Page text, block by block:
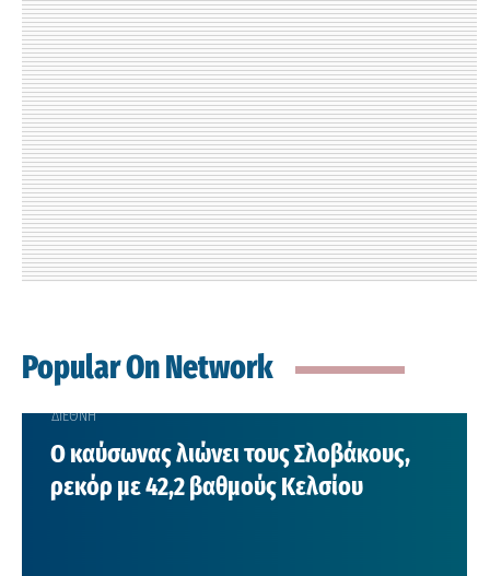
Popular On Network
ΔΙΕΘΝΗ
Ο καύσωνας λιώνει τους Σλοβάκους,
ρεκόρ με 42,2 βαθμούς Κελσίου